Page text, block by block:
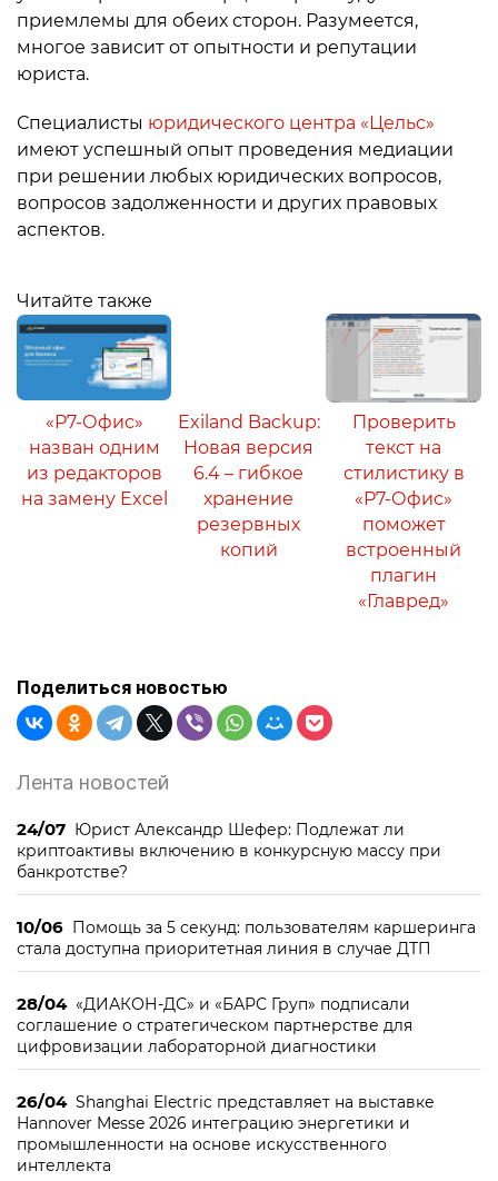
приемлемы для обеих сторон. Разумеется,
многое зависит от опытности и репутации
юриста.
Специалисты юридического центра «Цельс»
имеют успешный опыт проведения медиации
при решении любых юридических вопросов,
вопросов задолженности и других правовых
аспектов.
Читайте также
«Р7-Офис»
назван одним
из редакторов
на замену Excel
Exiland Backup:
Новая версия
6.4 – гибкое
хранение
резервных
копий
Проверить
текст на
стилистику в
«Р7-Офис»
поможет
встроенный
плагин
«Главред»
Поделиться новостью
Лента новостей
24/07 Юрист Александр Шефер: Подлежат ли
криптоактивы включению в конкурсную массу при
банкротстве?
10/06 Помощь за 5 секунд: пользователям каршеринга
стала доступна приоритетная линия в случае ДТП
28/04 «ДИАКОН-ДС» и «БАРС Груп» подписали
соглашение о стратегическом партнерстве для
цифровизации лабораторной диагностики
26/04 Shanghai Electric представляет на выставке
Hannover Messe 2026 интеграцию энергетики и
промышленности на основе искусственного
интеллекта